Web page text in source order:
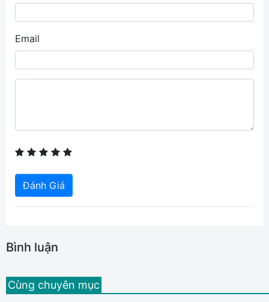
Email
Đánh Giá
Bình luận
Cùng chuyên mục